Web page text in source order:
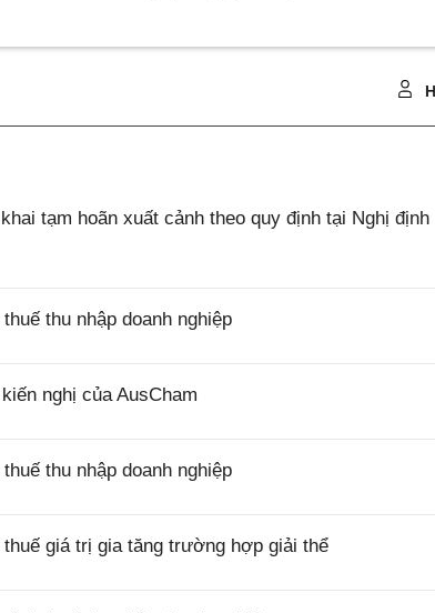
tạm hoãn xuất cảnh theo quy định tại Nghị định
thu nhập doanh nghiệp
nghị của AusCham
thu nhập doanh nghiệp
giá trị gia tăng trường hợp giải thể